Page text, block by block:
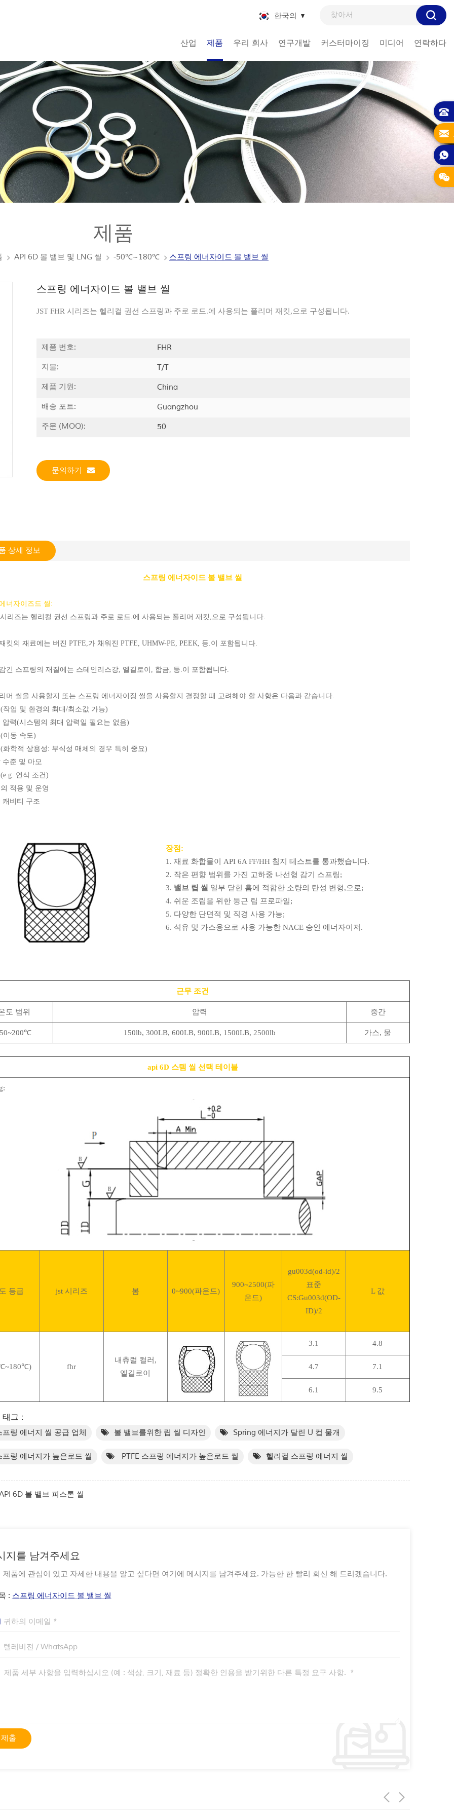
한국의
산업 제품 우리 회사 연구개발 커스터마이징 미디어 연락하다
제품
API 6D 볼 밸브 및 LNG 씰 -50℃~180℃ 스프링 에너자이드 볼 밸브 씰
스프링 에너자이드 볼 밸브 씰
JST FHR 시리즈는 헬리컬 권선 스프링과 주로 로드.에 사용되는 폴리머 재킷,으로 구성됩니다.
제품 번호:
FHR
지불:
T/T
제품 기원:
China
배송 포트:
Guangzhou
주문 (MOQ):
50
문의하기
상세 정보
스프링 에너자이드 볼 밸브 씰
너자이즈드 씰:
리즈는 헬리컬 권선 스프링과 주로 로드.에 사용되는 폴리머 재킷,으로 구성됩니다.
킷의 재료에는 버진 PTFE,가 채워진 PTFE, UHMW-PE, PEEK, 등.이 포함됩니다.
긴 스프링의 재질에는 스테인리스강, 엘길로이, 합금, 등.이 포함됩니다.
머 씰을 사용할지 또는 스프링 에너자이징 씰을 사용할지 결정할 때 고려해야 할 사항은 다음과 같습니다.
작업 및 환경의 최대/최소값 가능)
압력(시스템의 최대 압력일 필요는 없음)
이동 속도)
화학적 상용성: 부식성 매체의 경우 특히 중요)
수준 및 마모
연삭 조건)
적용 및 운영
캐비티 구조
장점:
1. 재료 화합물이 API 6A FF/HH 침지 테스트를 통과했습니다.
2. 작은 편향 범위를 가진 고하중 나선형 감기 스프링;
3. 밸브 립 씰 일부 닫힌 홈에 적합한 소량의 탄성 변형,으로;
4. 쉬운 조립을 위한 둥근 립 프로파일;
5. 다양한 단면적 및 직경 사용 가능;
6. 석유 및 가스용으로 사용 가능한 NACE 승인 에너자이저.
근무 조건
도 범위 압력 중간
150lb, 300LB, 600LB, 900LB, 1500LB, 2500lb 가스, 물
api 6D 스템 씰 선택 테이블
등급 jst 시리즈 봄 0~900(파운드)
900~2500(파
운드)
gu003d(od-id)/2
표준
CS:Gu003d(OD-
ID)/2
L 값
fhr
내츄럴 컬러,
엘길로이
3.1 4.8
4.7 7.1
6.1 9.5
태그 :
프링 에너지 씰 공급 업체 볼 밸브를위한 립 씰 디자인 Spring 에너지가 달린 U 컵 물개
프링 에너지가 높은로드 씰 PTFE 스프링 에너지가 높은로드 씰 헬리컬 스프링 에너지 씰
6D 볼 밸브 피스톤 씰
지를 남겨주세요
제품에 관심이 있고 자세한 내용을 알고 싶다면 여기에 메시지를 남겨주세요. 가능한 한 빨리 회신 해 드리겠습니다.
: 스프링 에너자이드 볼 밸브 씰